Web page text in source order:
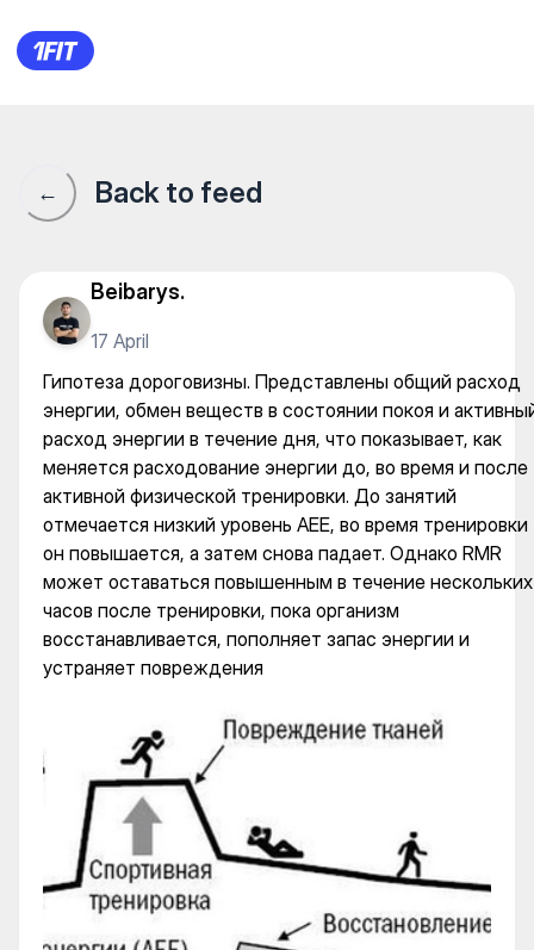
Гипотеза дороговизны.
← Back to feed
Beibarys.
17 April
Гипотеза дороговизны. Представлены общий расход
энергии, обмен веществ в состоянии покоя и
расход энергии в течение дня, что показывает, как
меняется расходование энергии до, во время и после
активной физической тренировки. До занятий
отмечается низкий уровень AEE, во время тренировки
он повышается, а затем снова падает. Однако RMR
может оставаться повышенным в течение нескольких
часов после тренировки, пока организм
восстанавливается, пополняет запас энергии и
устраняет повреждения